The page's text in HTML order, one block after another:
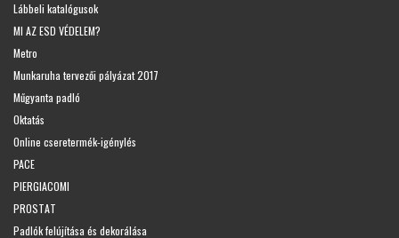
Lábbeli katalógusok
MI AZ ESD VÉDELEM?
Metro
Munkaruha tervezői pályázat 2017
Műgyanta padló
Oktatás
Online cseretermék-igénylés
PACE
PIERGIACOMI
PROSTAT
Padlók felújítása és dekorálása